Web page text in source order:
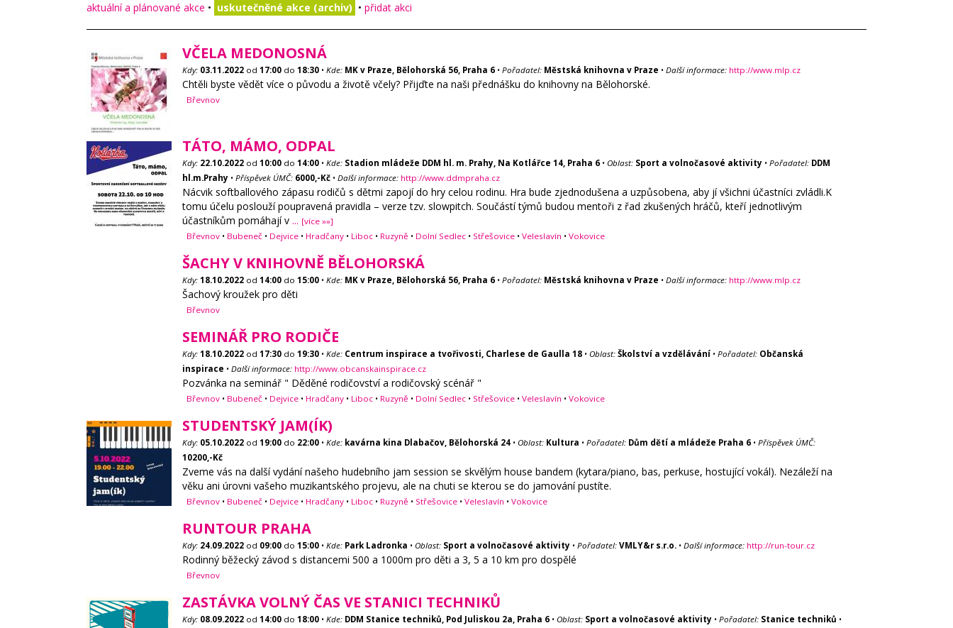
aktuální a plánované akce • uskutečněné akce (archiv) • přidat akci
VČELA MEDONOSNÁ
Kdy: 03.11.2022 od 17:00 do 18:30 • Kde: MK v Praze, Bělohorská 56, Praha 6 • Pořadatel: Městská knihovna v Praze • Další informace: http://www.mlp.cz
Chtěli byste vědět více o původu a životě včely? Přijďte na naši přednášku do knihovny na Bělohorské.
Břevnov
TÁTO, MÁMO, ODPAL
Kdy: 22.10.2022 od 10:00 do 14:00 • Kde: Stadion mládeže DDM hl. m. Prahy, Na Kotlářce 14, Praha 6 • Oblast: Sport a volnočasové aktivity • Pořadatel: DDM
hl.m.Prahy • Příspěvek ÚMČ: 6000,-Kč • Další informace: http://www.ddmpraha.cz
Nácvik softballového zápasu rodičů s dětmi zapojí do hry celou rodinu. Hra bude zjednodušena a uzpůsobena, aby jí všichni účastníci zvládli.K
tomu účelu poslouží poupravená pravidla – verze tzv. slowpitch. Součástí týmů budou mentoři z řad zkušených hráčů, kteří jednotlivým
účastníkům pomáhají v ... [více »»]
Břevnov • Bubeneč • Dejvice • Hradčany • Liboc • Ruzyně • Dolní Sedlec • Střešovice • Veleslavín • Vokovice
ŠACHY V KNIHOVNĚ BĚLOHORSKÁ
Kdy: 18.10.2022 od 14:00 do 15:00 • Kde: MK v Praze, Bělohorská 56, Praha 6 • Pořadatel: Městská knihovna v Praze • Další informace: http://www.mlp.cz
Šachový kroužek pro děti
Břevnov
SEMINÁŘ PRO RODIČE
Kdy: 18.10.2022 od 17:30 do 19:30 • Kde: Centrum inspirace a tvořivosti, Charlese de Gaulla 18 • Oblast: Školství a vzdělávání • Pořadatel: Občanská
inspirace • Další informace: http://www.obcanskainspirace.cz
Pozvánka na seminář " Děděné rodičovství a rodičovský scénář "
Břevnov • Bubeneč • Dejvice • Hradčany • Liboc • Ruzyně • Dolní Sedlec • Střešovice • Veleslavín • Vokovice
STUDENTSKÝ JAM(ÍK)
Kdy: 05.10.2022 od 19:00 do 22:00 • Kde: kavárna kina Dlabačov, Bělohorská 24 • Oblast: Kultura • Pořadatel: Dům dětí a mládeže Praha 6 • Příspěvek ÚMČ:
10200,-Kč
Zveme vás na další vydání našeho hudebního jam session se skvělým house bandem (kytara/piano, bas, perkuse, hostující vokál). Nezáleží na
věku ani úrovni vašeho muzikantského projevu, ale na chuti se kterou se do jamování pustíte.
Břevnov • Bubeneč • Dejvice • Hradčany • Liboc • Ruzyně • Střešovice • Veleslavín • Vokovice
RUNTOUR PRAHA
Kdy: 24.09.2022 od 09:00 do 15:00 • Kde: Park Ladronka • Oblast: Sport a volnočasové aktivity • Pořadatel: VMLY&r s.r.o. • Další informace: http://run-tour.cz
Rodinný běžecký závod s distancemi 500 a 1000m pro děti a 3, 5 a 10 km pro dospělé
Břevnov
ZASTÁVKA VOLNÝ ČAS VE STANICI TECHNIKŮ
Kdy: 08.09.2022 od 14:00 do 18:00 • Kde: DDM Stanice techniků, Pod Juliskou 2a, Praha 6 • Oblast: Sport a volnočasové aktivity • Pořadatel: Stanice techniků •